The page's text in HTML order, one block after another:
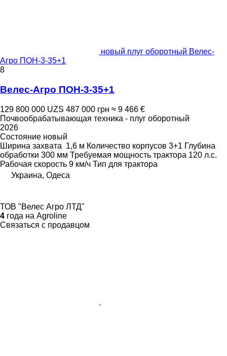
новый плуг оборотный Велес-
Агро ПОН-3-35+1
8
Велес-Агро ПОН-3-35+1
129 800 000 UZS 487 000 грн ≈ 9 466 €
Почвообрабатывающая техника - плуг оборотный
2026
Состояние новый
Ширина захвата 1,6 м Количество корпусов 3+1 Глубина
обработки 300 мм Требуемая мощность трактора 120 л.с.
Рабочая скорость 9 км/ч Тип для трактора
Украина, Одеса
ТОВ "Велес Агро ЛТД"
4 года на Agroline
Связаться с продавцом